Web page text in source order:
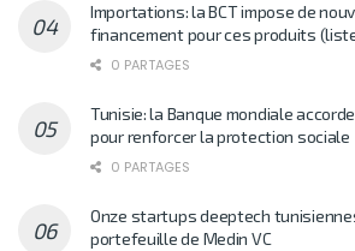
Importations: la BCT impose de
financement pour ces produits
0 PARTAGES
Tunisie: la Banque mondiale
pour renforcer la protection sociale
0 PARTAGES
Onze startups deeptech
portefeuille de Medin VC